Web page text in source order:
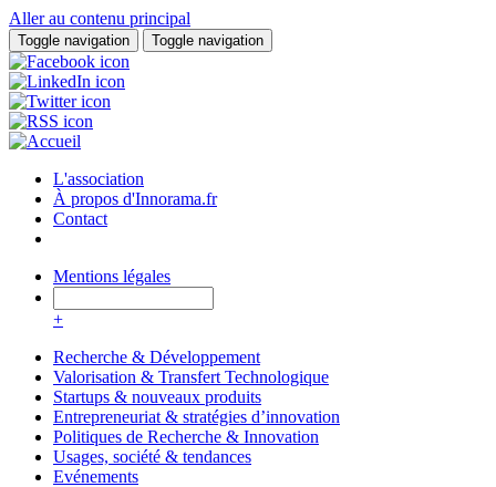
Aller au contenu principal
Toggle navigation Toggle navigation
L'association
À propos d'Innorama.fr
Contact
Mentions légales
+
Recherche & Développement
Valorisation & Transfert Technologique
Startups & nouveaux produits
Entrepreneuriat & stratégies d’innovation
Politiques de Recherche & Innovation
Usages, société & tendances
Evénements